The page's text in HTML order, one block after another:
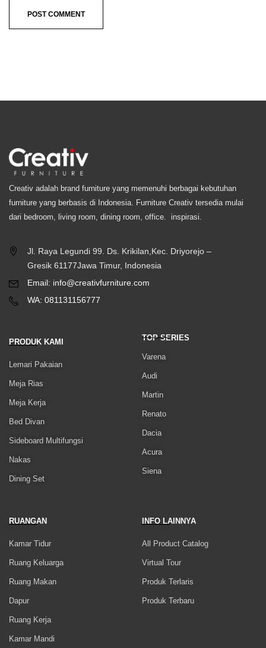
Creativ adalah brand furniture yang memenuhi berbagai kebutuhan
furniture yang berbasis di Indonesia. Furniture Creativ tersedia mulai
dari bedroom, living room, dining room, office. inspirasi.
Jl. Raya Legundi 99. Ds. Krikilan,Kec. Driyorejo –
Gresik 61177Jawa Timur, Indonesia
Email: info@creativfurniture.com
WA: 081131156777
PRODUK KAMI
Lemari Pakaian
Meja Rias
Meja Kerja
Bed Divan
Sideboard Multifungsi
Nakas
Dining Set
TOP SERIES
Varena
Audi
Martin
Renato
Dacia
Acura
Siena
RUANGAN
Kamar Tidur
Ruang Keluarga
Ruang Makan
Dapur
Ruang Kerja
Kamar Mandi
INFO LAINNYA
All Product Catalog
Virtual Tour
Produk Terlaris
Produk Terbaru